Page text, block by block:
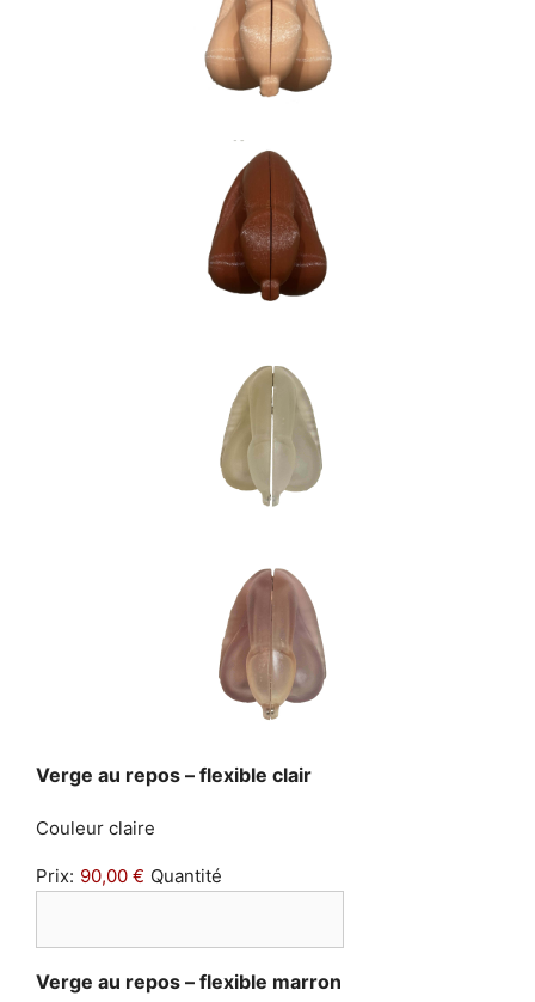
Verge au repos – flexible clairQuantité
Couleur claire
Prix: 90,00 € Quantité
Verge au repos – flexible marron